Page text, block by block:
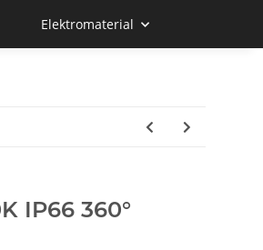
Elektromaterial
IP66 360°